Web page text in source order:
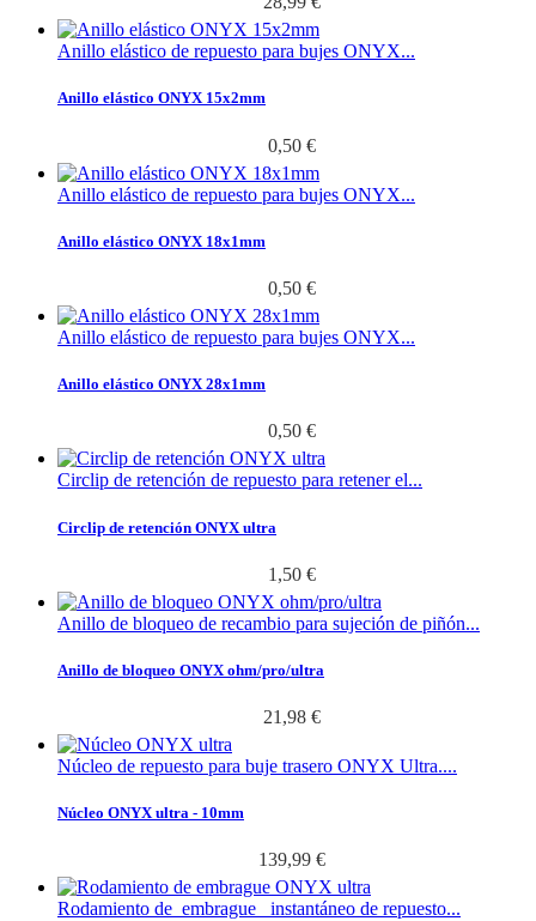
Anillo elástico de repuesto para bujes ONYX...
Anillo elástico ONYX 15x2mm
0,50 €
Anillo elástico de repuesto para bujes ONYX...
Anillo elástico ONYX 18x1mm
0,50 €
Anillo elástico de repuesto para bujes ONYX...
Anillo elástico ONYX 28x1mm
0,50 €
Circlip de retención de repuesto para retener el...
Circlip de retención ONYX ultra
1,50 €
Anillo de bloqueo de recambio para sujeción de piñón...
Anillo de bloqueo ONYX ohm/pro/ultra
21,98 €
Núcleo de repuesto para buje trasero ONYX Ultra....
Núcleo ONYX ultra - 10mm
139,99 €
Rodamiento de embrague instantáneo de repuesto...